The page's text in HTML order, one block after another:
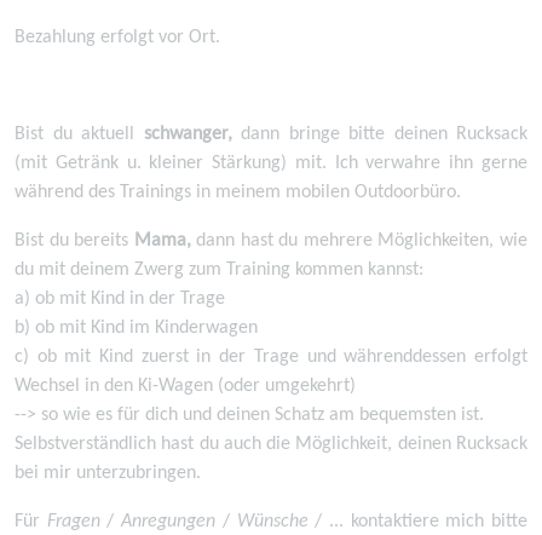
Bezahlung erfolgt vor Ort.
Bist du aktuell schwanger,dann bringe bitte deinen Rucksack
(mit Getränk u. kleiner Stärkung) mit. Ich verwahre ihn gerne
während des Trainings in meinem mobilen Outdoorbüro.
Bist du bereits Mama,dann hast du mehrere Möglichkeiten, wie
du mit deinem Zwerg zum Training kommen kannst:
a) ob mit Kind in der Trage
b) ob mit Kind im Kinderwagen
c) ob mit Kind zuerst in der Trage und währenddessen erfolgt
Wechsel in den Ki-Wagen (oder umgekehrt)
--> so wie es für dich und deinen Schatz am bequemsten ist.
Selbstverständlich hast du auch die Möglichkeit, deinen Rucksack
bei mir unterzubringen.
Für Fragen/Anregungen / Wünsche / ... kontaktiere mich bitte